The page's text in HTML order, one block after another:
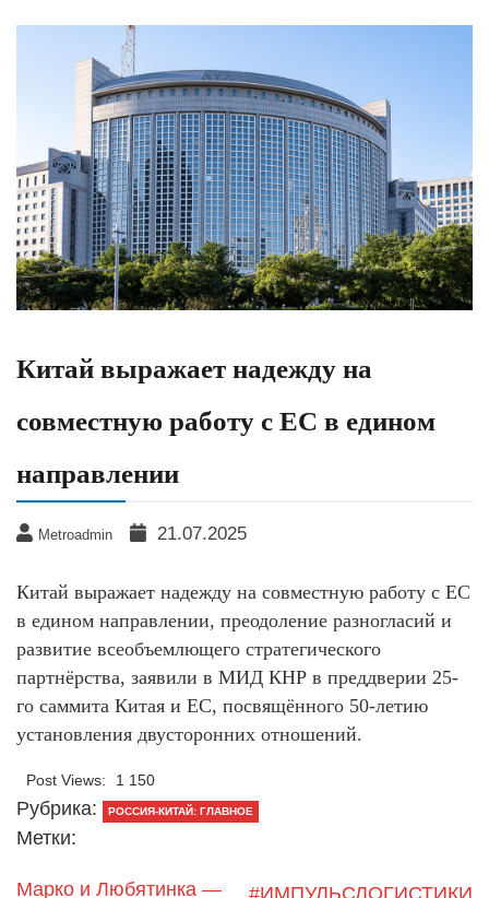
Китай выражает надежду на
совместную работу с ЕС в едином
направлении
Metroadmin 21.07.2025
Китай выражает надежду на совместную работу с ЕС
в едином направлении, преодоление разногласий и
развитие всеобъемлющего стратегического
партнёрства, заявили в МИД КНР в преддверии 25-
го саммита Китая и ЕС, посвящённого 50-летию
установления двусторонних отношений.
Post Views: 1 150
Рубрика: РОССИЯ-КИТАЙ: ГЛАВНОЕ
Метки:
Марко и Любятинка —